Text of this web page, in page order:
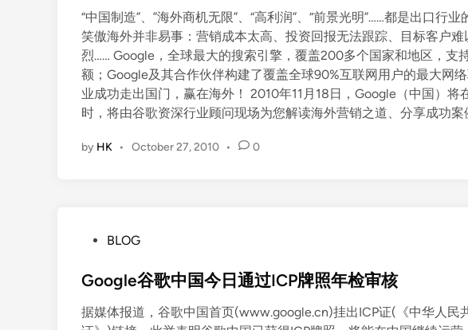
n
s
e
新
界
面
e
d
i
n
“中国制造”、”海外商机无限”、“高利润”、“前景光明”……都是出口行
笑傲海外并非易事：营销成本太高、投资回报无法跟踪、目标客户
烈…… Google，全球最大的搜索引擎，覆盖200多个国家和地区，支
额；Google及其合作伙伴构建了覆盖全球90%互联网用户的最大网
业成功走出国门，赢在海外！ 2010年11月18日，Google（中国）
时，将由谷歌资深行业顾问现场为您解读海外营销之道、分享成功案
by HK • October 27, 2010 • 0
s
e
BLOG
Google谷歌中国今日通过ICP牌照年检审核
据媒体报道，谷歌中国首页(www.google.cn)挂出ICP证(《中华人民